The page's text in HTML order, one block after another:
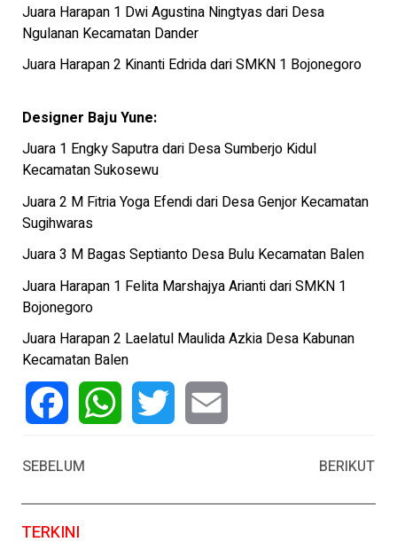
Juara Harapan 1 Dwi Agustina Ningtyas dari Desa
Ngulanan Kecamatan Dander
Juara Harapan 2 Kinanti Edrida dari SMKN 1 Bojonegoro
Designer Baju Yune:
Juara 1 Engky Saputra dari Desa Sumberjo Kidul
Kecamatan Sukosewu
Juara 2 M Fitria Yoga Efendi dari Desa Genjor Kecamatan
Sugihwaras
Juara 3 M Bagas Septianto Desa Bulu Kecamatan Balen
Juara Harapan 1 Felita Marshajya Arianti dari SMKN 1
Bojonegoro
Juara Harapan 2 Laelatul Maulida Azkia Desa Kabunan
Kecamatan Balen
SEBELUM
BERIKUT
TERKINI